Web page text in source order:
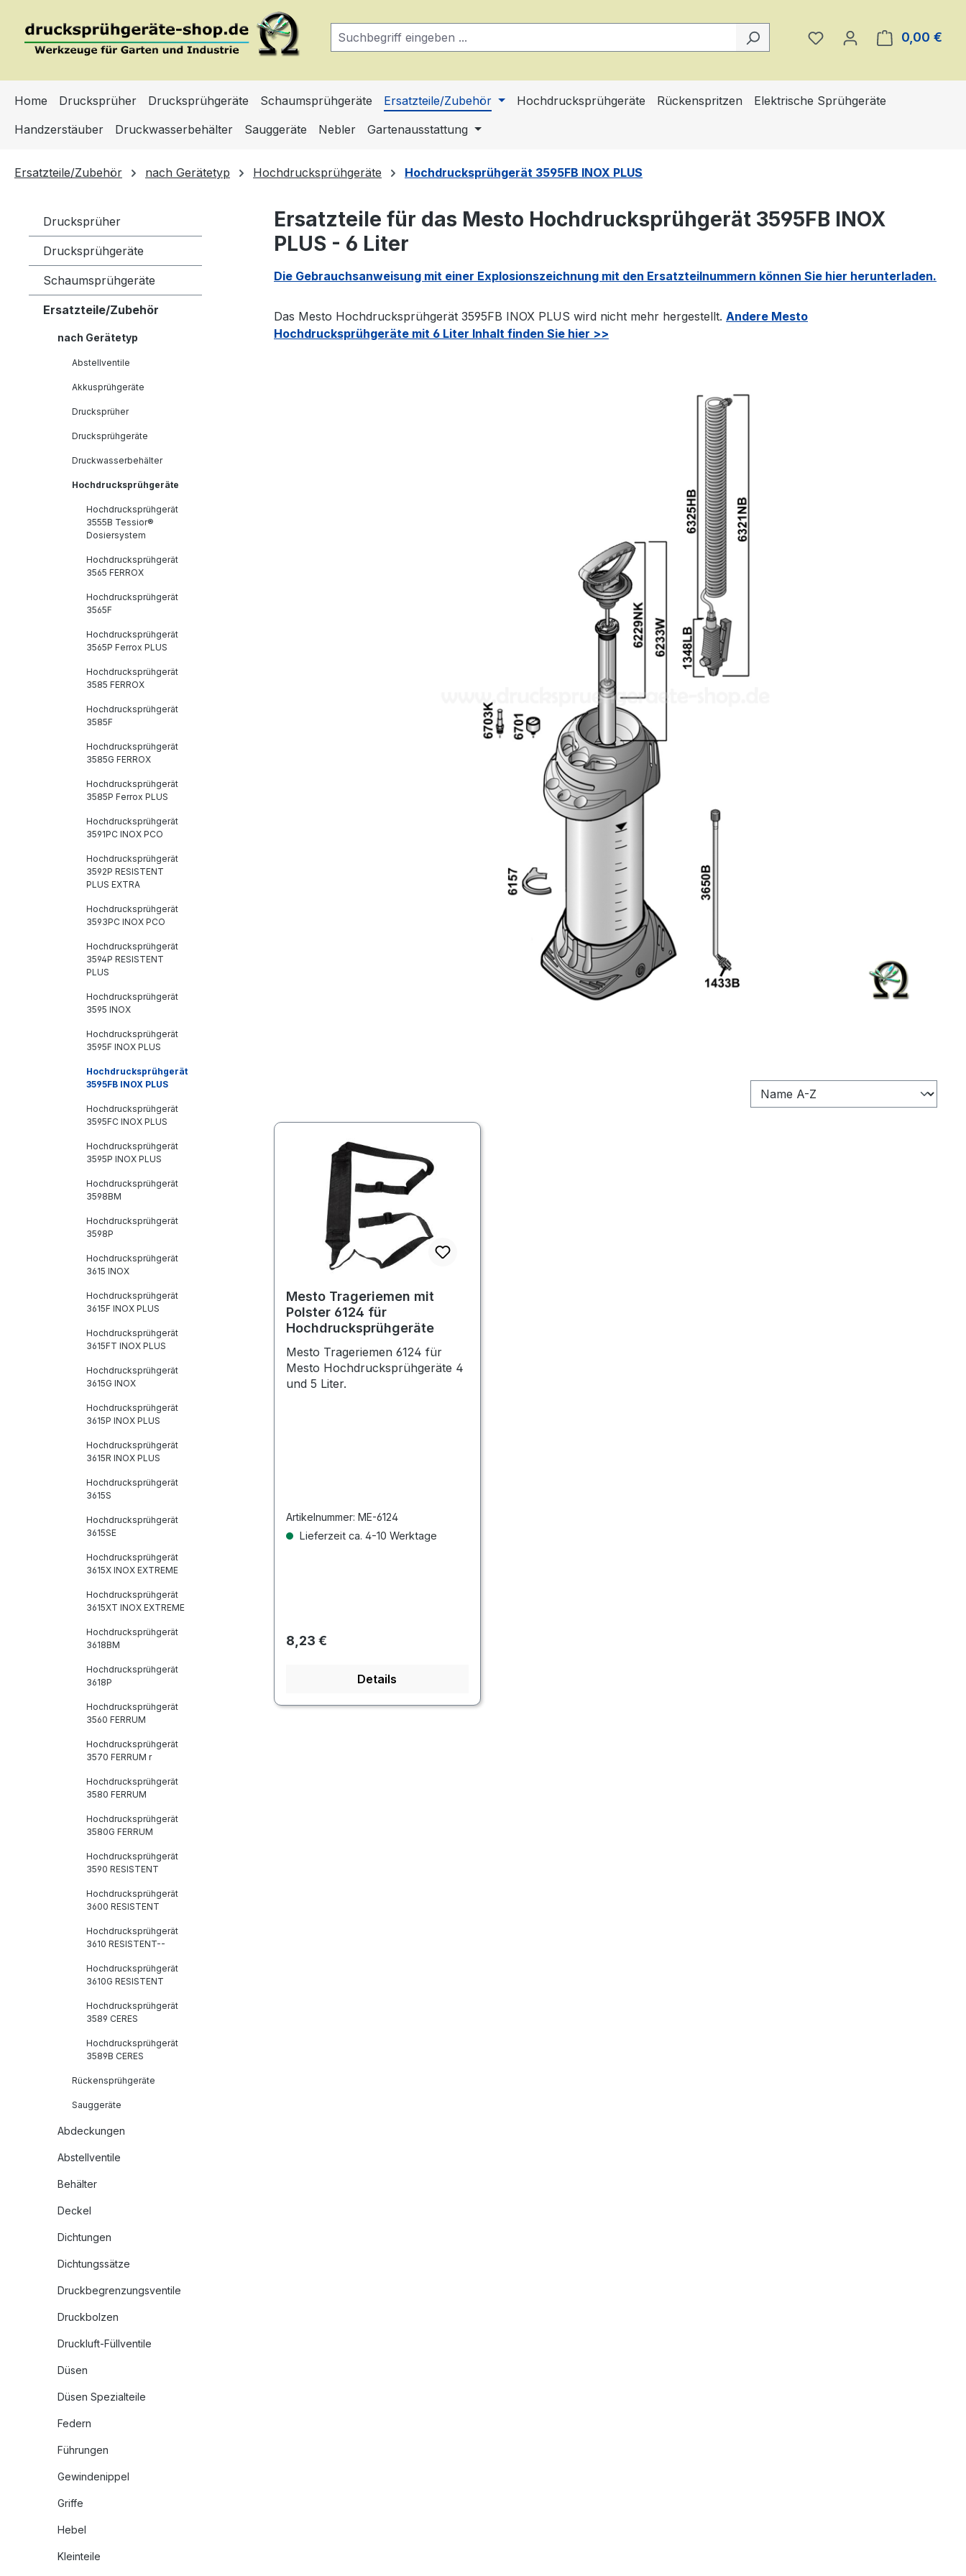
Du hast 0 Produkte auf
0,00 €
Home Drucksprüher Drucksprühgeräte Schaumsprühgeräte Ersatzteile/Zubehör Hochdrucksprühgeräte Rückenspritzen
Elektrische Sprühgeräte
Handzerstäuber
Druckwasserbehälter Sauggeräte Nebler Gartenausstattung
Ersatzteile/Zubehör nach Gerätetyp Hochdrucksprühgeräte Hochdrucksprühgerät 3595FB INOX PLUS
Drucksprüher
Drucksprühgeräte
Schaumsprühgeräte
Ersatzteile/Zubehör
nach Gerätetyp
Abstellventile
Akkusprühgeräte
Drucksprüher
Drucksprühgeräte
Druckwasserbehälter
Hochdrucksprühgeräte
Hochdrucksprühgerät
3555B Tessior®
Dosiersystem
Hochdrucksprühgerät
3565 FERROX
Hochdrucksprühgerät
3565F
Hochdrucksprühgerät
3565P Ferrox PLUS
Hochdrucksprühgerät
3585 FERROX
Hochdrucksprühgerät
3585F
Hochdrucksprühgerät
3585G FERROX
Hochdrucksprühgerät
3585P Ferrox PLUS
Hochdrucksprühgerät
3591PC INOX PCO
Hochdrucksprühgerät
3592P RESISTENT
PLUS EXTRA
Hochdrucksprühgerät
3593PC INOX PCO
Hochdrucksprühgerät
3594P RESISTENT
PLUS
Hochdrucksprühgerät
3595 INOX
Hochdrucksprühgerät
3595F INOX PLUS
Hochdrucksprühgerät
3595FB INOX PLUS
Hochdrucksprühgerät
3595FC INOX PLUS
Hochdrucksprühgerät
3595P INOX PLUS
Hochdrucksprühgerät
3598BM
Hochdrucksprühgerät
3598P
Hochdrucksprühgerät
3615 INOX
Hochdrucksprühgerät
3615F INOX PLUS
Hochdrucksprühgerät
3615FT INOX PLUS
Hochdrucksprühgerät
3615G INOX
Hochdrucksprühgerät
3615P INOX PLUS
Hochdrucksprühgerät
3615R INOX PLUS
Hochdrucksprühgerät
3615S
Hochdrucksprühgerät
3615SE
Hochdrucksprühgerät
3615X INOX EXTREME
Hochdrucksprühgerät
3615XT INOX EXTREME
Hochdrucksprühgerät
3618BM
Hochdrucksprühgerät
3618P
Hochdrucksprühgerät
3560 FERRUM
Hochdrucksprühgerät
3570 FERRUM r
Hochdrucksprühgerät
3580 FERRUM
Hochdrucksprühgerät
3580G FERRUM
Hochdrucksprühgerät
3590 RESISTENT
Hochdrucksprühgerät
3600 RESISTENT
Hochdrucksprühgerät
3610 RESISTENT--
Hochdrucksprühgerät
3610G RESISTENT
Hochdrucksprühgerät
3589 CERES
Hochdrucksprühgerät
3589B CERES
Rückensprühgeräte
Sauggeräte
Abdeckungen
Abstellventile
Behälter
Deckel
Dichtungen
Dichtungssätze
Druckbegrenzungsventile
Druckbolzen
Druckluft-Füllventile
Düsen
Düsen Spezialteile
Federn
Führungen
Gewindenippel
Griffe
Hebel
Kleinteile
Ersatzteile für das Mesto Hochdrucksprühgerät 3595FB INOX
PLUS - 6 Liter
Die Gebrauchsanweisung mit einer Explosionszeichnung mit den Ersatzteilnummern können Sie hier herunterladen.
Das Mesto Hochdrucksprühgerät 3595FB INOX PLUS wird nicht mehr hergestellt. Andere Mesto
Hochdrucksprühgeräte mit 6 Liter Inhalt finden Sie hier >>
Mesto Trageriemen mit
Polster 6124 für
Hochdrucksprühgeräte
Mesto Trageriemen 6124 für
Mesto Hochdrucksprühgeräte 4
und 5 Liter.
Artikelnummer: ME-6124
Lieferzeit ca. 4-10 Werktage
Regulärer Preis:
8,23 €
Details